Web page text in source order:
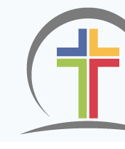
springen